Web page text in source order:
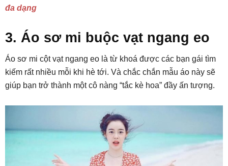
đa dạng
3. Áo sơ mi buộc vạt ngang eo
Áo sơ mi cột vạt ngang eo là từ khoá được các bạn gái tìm
kiếm rất nhiều mỗi khi hè tới. Và chắc chắn mẫu áo này sẽ
giúp bạn trở thành một cô nàng “tắc kè hoa” đầy ấn tượng.